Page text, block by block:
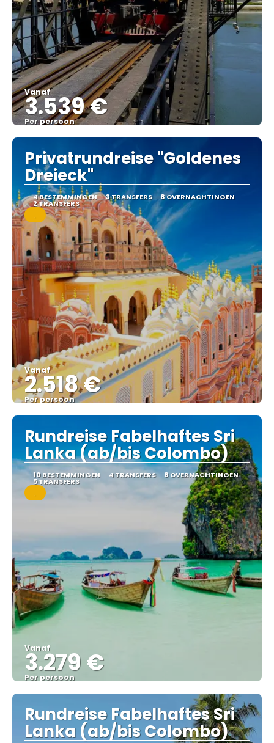
Vanaf
3.539 €
Per persoon
Bekijk
Privatrundreise "Goldenes
Dreieck"
4 BESTEMMINGEN 3 TRANSFERS 8 OVERNACHTINGEN
2 TRANSFERS
.
Vanaf
2.518 €
Per persoon
Bekijk
Rundreise Fabelhaftes Sri
Lanka (ab/bis Colombo)
10 BESTEMMINGEN 4 TRANSFERS 8 OVERNACHTINGEN
5 TRANSFERS
.
Vanaf
3.279 €
Per persoon
Bekijk
Rundreise Fabelhaftes Sri
Lanka (ab/bis Colombo)